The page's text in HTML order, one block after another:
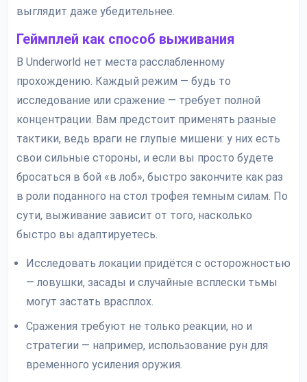
выглядит даже убедительнее.
Геймплей как способ выживания
В Underworld нет места расслабленному
прохождению. Каждый режим — будь то
исследование или сражение — требует полной
концентрации. Вам предстоит применять разные
тактики, ведь враги не глупые мишени: у них есть
свои сильные стороны, и если вы просто будете
бросаться в бой «в лоб», быстро закончите как раз
в роли поданного на стол трофея темным силам. По
сути, выживание зависит от того, насколько
быстро вы адаптируетесь.
Исследовать локации придётся с осторожностью
— ловушки, засады и случайные всплески тьмы
могут застать врасплох.
Сражения требуют не только реакции, но и
стратегии — например, использование рун для
временного усиления оружия.